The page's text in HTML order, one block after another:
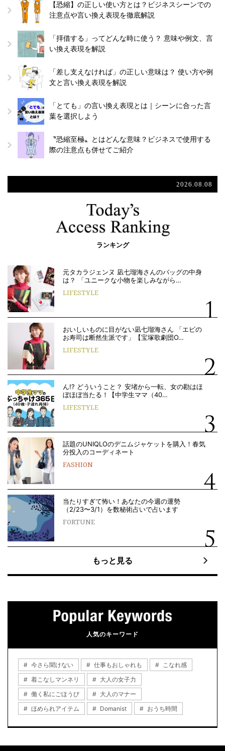
【恐縮】の正しい使い方とは？ビジネスシーンでの
注意点や言い換え表現を徹底解説
「拝借する」ってどんな時に使う？ 意味や例文、言
い換え表現を解説
「差し支えなければ」の正しい意味は？ 使い方や例
文と言い換え表現を解説
「とても」の言い換え表現とは｜シーンに合った言
葉を選択しよう
〝恐縮至極〟とはどんな意味？ビジネスで使用する
際の注意点も併せてご紹介
2026.08.08
ランキング
元タカラジェンヌ 凪七瑠海さんのバッグの中身
は？ 「ユニークな小物を楽しみながら…
LIFESTYLE
おいしいものに目がない凪七瑠海さん 「エビの
お寿司は断然生派です」【宝塚歌劇団O…
LIFESTYLE
ん!? どういうこと？ 安堵から一転、女の勘はほ
ぼほぼ当たる！【中学生ママ（40…
LIFESTYLE
話題のUNIQLOのデニムジャケットを購入！春気
分投入のコーディネート
FASHION
当たりすぎて怖い！あなたの今週の運勢
（2/23〜3/1）を数秘術占いで占います
FORTUNE
もっと見る
人気のキーワード
今さら聞けない 仕事もおしゃれも
こなれ感
着こなしマンネリ
大人の女子力
働く私にごほうび
大人のマナー
ほめられアイテム
Domanist おうち時間